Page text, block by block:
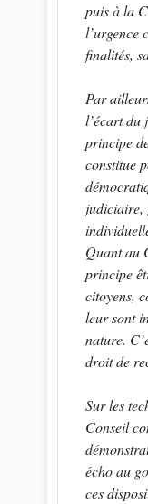
puis à la
l’urgence
finalités,
Par
l’écart du
principe
constitue
judiciaire,
Quant au
principe
citoyens,
leur sont
nature.
droit de
Sur les
Conseil
écho au
ces